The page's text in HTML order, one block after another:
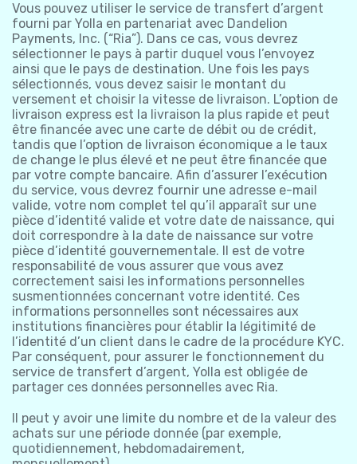
Vous pouvez utiliser le service de transfert d’argent
fourni par Yolla en partenariat avec Dandelion
Payments, Inc. (“Ria”). Dans ce cas, vous devrez
sélectionner le pays à partir duquel vous l’envoyez
ainsi que le pays de destination. Une fois les pays
sélectionnés, vous devez saisir le montant du
versement et choisir la vitesse de livraison. L’option de
livraison express est la livraison la plus rapide et peut
être financée avec une carte de débit ou de crédit,
tandis que l’option de livraison économique a le taux
de change le plus élevé et ne peut être financée que
par votre compte bancaire. Afin d’assurer l’exécution
du service, vous devrez fournir une adresse e-mail
valide, votre nom complet tel qu’il apparaît sur une
pièce d’identité valide et votre date de naissance, qui
doit correspondre à la date de naissance sur votre
pièce d’identité gouvernementale. Il est de votre
responsabilité de vous assurer que vous avez
correctement saisi les informations personnelles
susmentionnées concernant votre identité. Ces
informations personnelles sont nécessaires aux
institutions financières pour établir la légitimité de
l’identité d’un client dans le cadre de la procédure KYC.
Par conséquent, pour assurer le fonctionnement du
service de transfert d’argent, Yolla est obligée de
partager ces données personnelles avec Ria.
Il peut y avoir une limite du nombre et de la valeur des
achats sur une période donnée (par exemple,
quotidiennement, hebdomadairement,